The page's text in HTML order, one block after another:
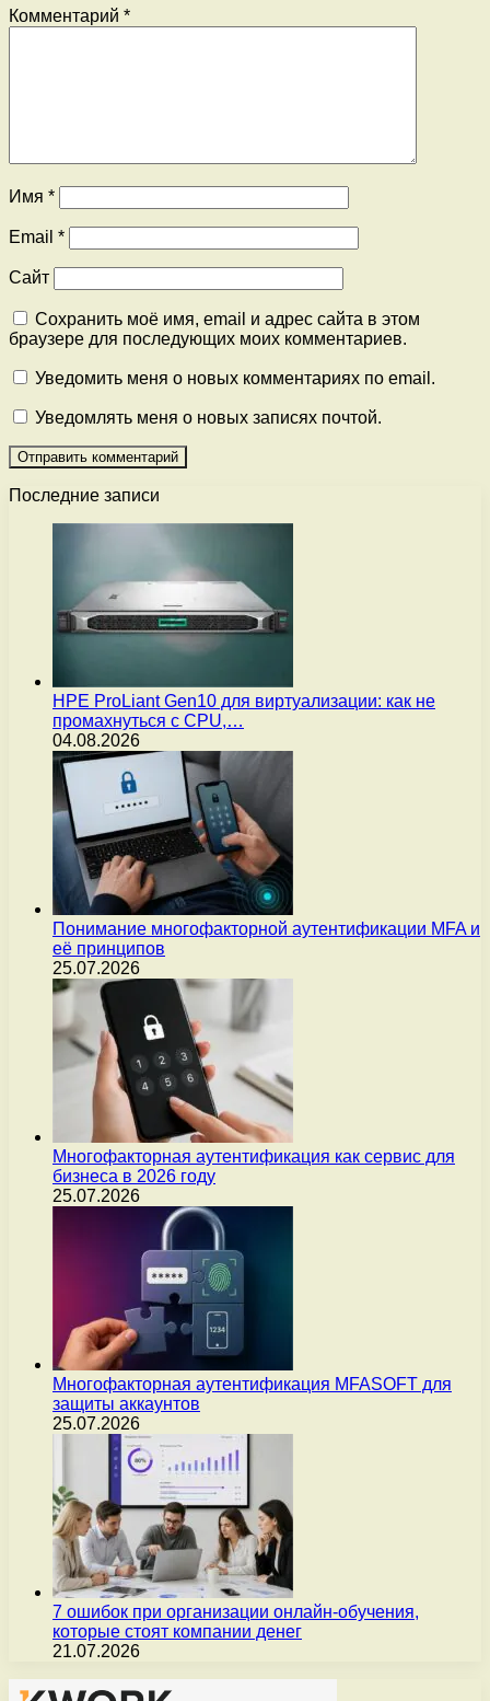
Комментарий *
Имя *
Email *
Сайт
Сохранить моё имя, email и адрес сайта в этом
браузере для последующих моих комментариев.
Уведомить меня о новых комментариях по email.
Уведомлять меня о новых записях почтой.
Последние записи
HPE ProLiant Gen10 для виртуализации: как не
промахнуться с CPU,…
04.08.2026
Понимание многофакторной аутентификации MFA и
её принципов
25.07.2026
Многофакторная аутентификация как сервис для
бизнеса в 2026 году
25.07.2026
Многофакторная аутентификация MFASOFT для
защиты аккаунтов
25.07.2026
7 ошибок при организации онлайн-обучения,
которые стоят компании денег
21.07.2026